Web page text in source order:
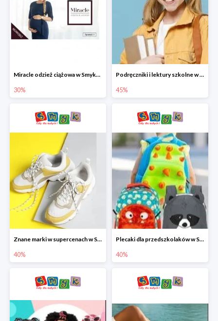
Miracle odzież ciążowa w Smyku co -30%
30%
Podręczniki i lektury szkolne w Smyku do -45%
45%
Znane marki w supercenach w Smyku - buty do -40%
40%
Plecaki dla przedszkolaków w Smyku do -40%
40%